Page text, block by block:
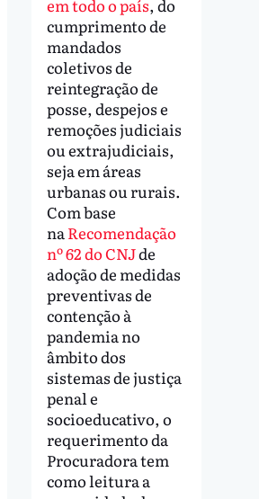
em todo o país, do
cumprimento de
mandados
coletivos de
reintegração de
posse, despejos e
remoções judiciais
ou extrajudiciais,
seja em áreas
urbanas ou rurais.
Com base
naRecomendação
nº 62 do CNJde
adoção de medidas
preventivas de
contenção à
pandemia no
âmbito dos
sistemas de justiça
penal e
socioeducativo, o
requerimento da
Procuradora tem
como leitura a